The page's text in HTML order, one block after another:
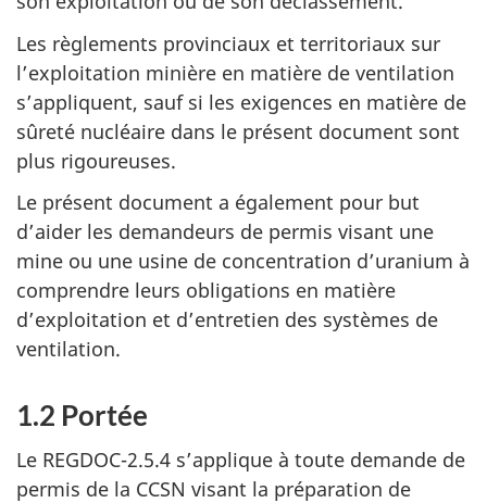
Les règlements provinciaux et territoriaux sur
l’exploitation minière en matière de ventilation
s’appliquent, sauf si les exigences en matière de
sûreté nucléaire dans le présent document sont
plus rigoureuses.
Le présent document a également pour but
d’aider les demandeurs de permis visant une
mine ou une usine de concentration d’uranium à
comprendre leurs obligations en matière
d’exploitation et d’entretien des systèmes de
ventilation.
1.2 Portée
Le REGDOC-2.5.4 s’applique à toute demande de
permis de la CCSN visant la préparation de